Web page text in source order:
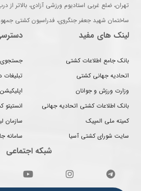
تهران، ضلع غربی استادیوم ورزشی آزادی، بالاتر
ساختمان شهید جعفر جنگروی، فدراسیون کشتی
لینک های مفید
بانک جامع اطلاعات کشتی
اتحادیه جهانی کشتی
وزارت ورزش و جوانان
بانک اطلاعات کشتی اتحادیه جهانی
کمیته ملی المپیک
سایت شورای کشتی آسیا
جستجوی
انستیتو
سازمان
سامانه
شبکه اجتماعی